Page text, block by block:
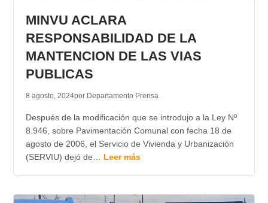
MINVU ACLARA
RESPONSABILIDAD DE LA
MANTENCION DE LAS VIAS
PUBLICAS
8 agosto, 2024por Departamento Prensa
Después de la modificación que se introdujo a la Ley Nº
8.946, sobre Pavimentación Comunal con fecha 18 de
agosto de 2006, el Servicio de Vivienda y Urbanización
(SERVIU) dejó de… Leer más